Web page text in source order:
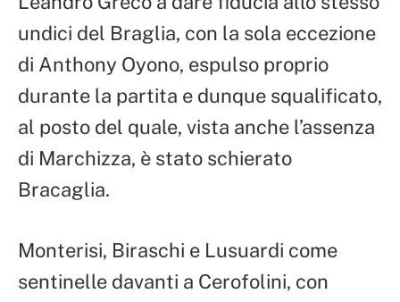
undici del Braglia, con la sola eccezione
di Anthony Oyono, espulso proprio
durante la partita e dunque squalificato,
al posto del quale, vista anche l’assenza
di Marchizza, è stato schierato
Bracaglia.
Monterisi, Biraschi e Lusuardi come
sentinelle davanti a Cerofolini, con